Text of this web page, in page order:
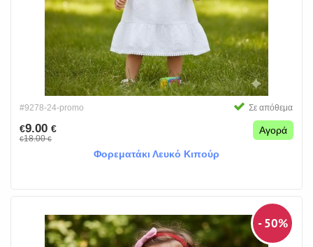
#9278-24-promo Σε απόθεμα
€9.00 €
€18.00€
Αγορά
Φορεματάκι Λευκό Κιπούρ
- 50%